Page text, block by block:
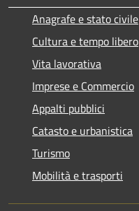
Anagrafe e stato civile
Cultura e tempo libero
Vita lavorativa
Imprese e Commercio
Appalti pubblici
Catasto e urbanistica
Turismo
Mobilità e trasporti